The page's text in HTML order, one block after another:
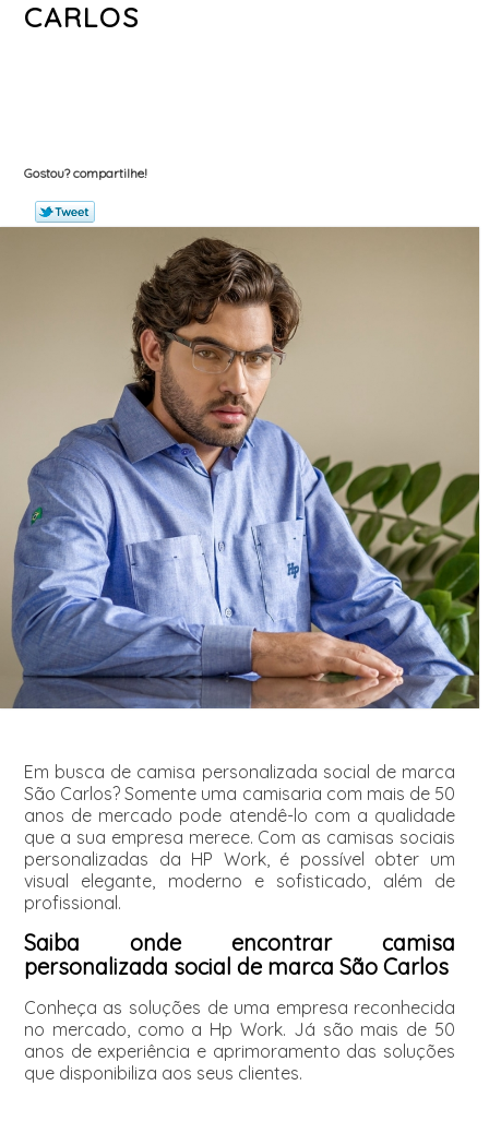
CARLOS
Gostou? compartilhe!
Em busca de camisa personalizada social de marca
São Carlos? Somente uma camisaria com mais de 50
anos de mercado pode atendê-lo com a qualidade
que a sua empresa merece. Com as camisas sociais
personalizadas da HP Work, é possível obter um
visual elegante, moderno e sofisticado, além de
profissional.
Saiba onde encontrar camisa
personalizada social de marca São Carlos
Conheça as soluções de uma empresa reconhecida
no mercado, como a Hp Work. Já são mais de 50
anos de experiência e aprimoramento das soluções
que disponibiliza aos seus clientes.